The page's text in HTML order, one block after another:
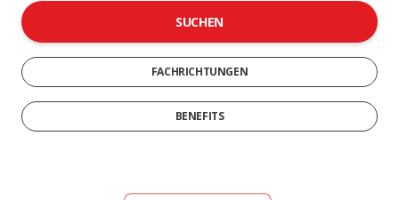
SUCHEN
FACHRICHTUNGEN
BENEFITS